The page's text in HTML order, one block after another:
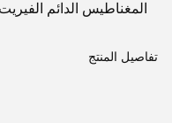
المغناطيس الدائم
تفاصيل المنتج